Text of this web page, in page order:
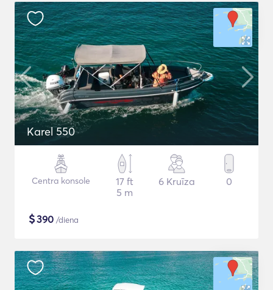
Karel 550
Centra konsole
17 ft
5 m
6 Kruīza 0
$390 /diena